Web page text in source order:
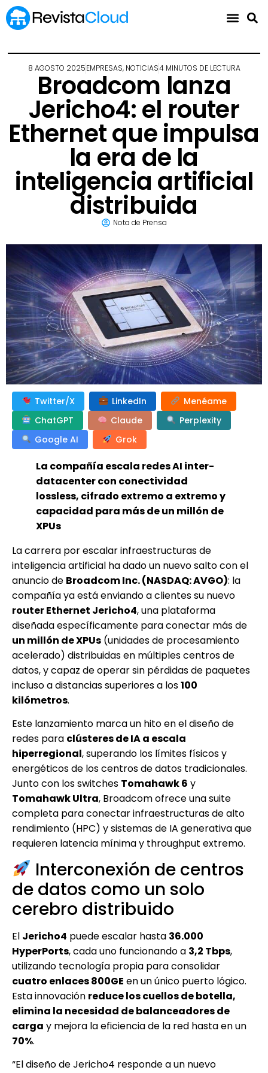
8 AGOSTO 2025EMPRESAS, NOTICIAS4 MINUTOS DE LECTURA
Broadcom lanza
Jericho4: el router
Ethernet que impulsa
la era de la
inteligencia artificial
distribuida
Nota de Prensa
Twitter/X LinkedIn
Menéame
ChatGPT
Claude
Perplexity
Google AI
Grok
La compañía escala redes AI inter-
datacenter con conectividad
lossless, cifrado extremo a extremo y
capacidad para más de un millón de
XPUs
La carrera por escalar infraestructuras de
inteligencia artificial ha dado un nuevo salto con el
anuncio de Broadcom Inc. (NASDAQ: AVGO): la
compañía ya está enviando a clientes su nuevo
router Ethernet Jericho4, una plataforma
diseñada específicamente para conectar más de
un millón de XPUs (unidades de procesamiento
acelerado) distribuidas en múltiples centros de
datos, y capaz de operar sin pérdidas de paquetes
incluso a distancias superiores a los100
kilómetros.
Este lanzamiento marca un hito en el diseño de
redes para clústeres de IA a escala
hiperregional, superando los límites físicos y
energéticos de los centros de datos tradicionales.
Junto con los switches Tomahawk 6 y
Tomahawk Ultra, Broadcom ofrece una suite
completa para conectar infraestructuras de alto
rendimiento (HPC) y sistemas de IA generativa que
requieren latencia mínima y throughput extremo.
Interconexión de centros
de datos como un solo
cerebro distribuido
El Jericho4 puede escalar hasta 36.000
HyperPorts, cada uno funcionando a 3,2 Tbps,
utilizando tecnología propia para consolidar
cuatro enlaces 800GE en un único puerto lógico.
Esta innovación reduce los cuellos de botella,
elimina la necesidad de balanceadores de
carga y mejora la eficiencia de la red hasta en un
70%.
“El diseño de Jericho4 responde a un nuevo